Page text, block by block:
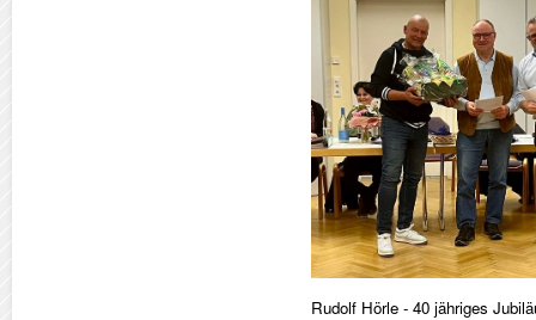
Rudolf Hörle - 40 jähriges